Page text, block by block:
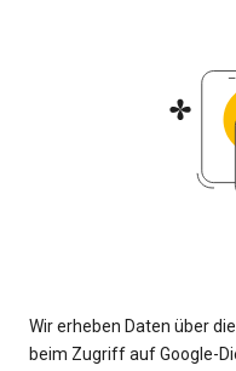
Wir erheben Daten über
beim Zugriff auf Google-